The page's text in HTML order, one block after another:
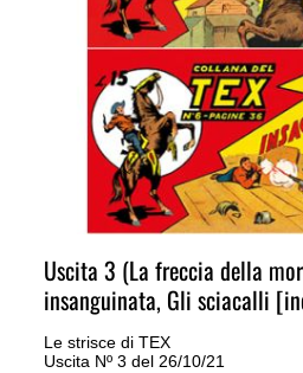
Uscita 3 (La freccia della
insanguinata, Gli sciacalli
Le strisce di TEX
Uscita Nº 3 del 26/10/21